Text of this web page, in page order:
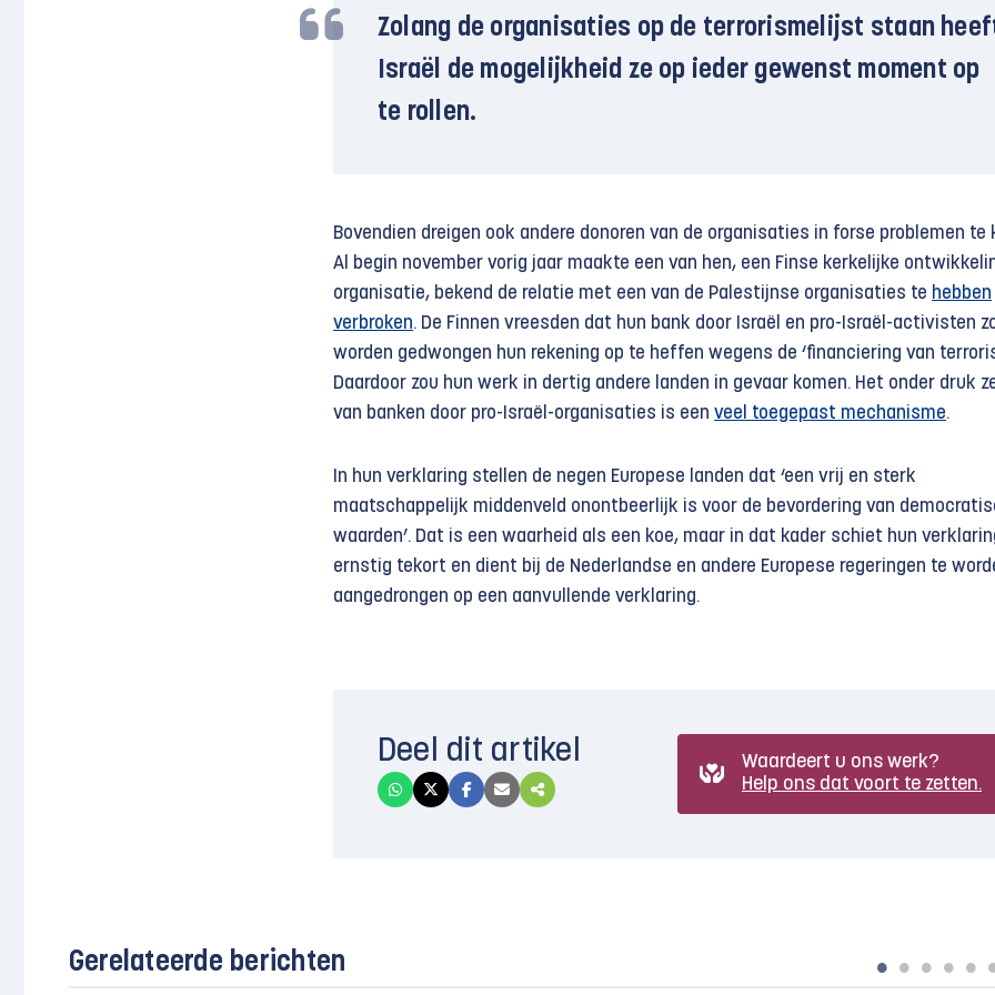
Zolang de organisaties op de terrorismelijst staan
Israël de mogelijkheid ze op ieder gewenst moment op
te rollen.
Bovendien dreigen ook andere donoren van de organisaties in forse problemen te
Al begin november vorig jaar maakte een van hen, een Finse kerkelijke
organisatie, bekend de relatie met een van de Palestijnse organisaties te hebben
verbroken. De Finnen vreesden dat hun bank door Israël en pro-Israël-activisten
worden gedwongen hun rekening op te heffen wegens de ‘financiering van
Daardoor zou hun werk in dertig andere landen in gevaar komen. Het onder druk
van banken door pro-Israël-organisaties is een veel toegepast mechanisme.
In hun verklaring stellen de negen Europese landen dat ‘een vrij en sterk
maatschappelijk middenveld onontbeerlijk is voor de bevordering van
waarden’. Dat is een waarheid als een koe, maar in dat kader schiet hun
ernstig tekort en dient bij de Nederlandse en andere Europese regeringen te
aangedrongen op een aanvullende verklaring.
Deel dit artikel
Waardeert u ons werk?
Help ons dat voort te zetten.
Gerelateerde berichten